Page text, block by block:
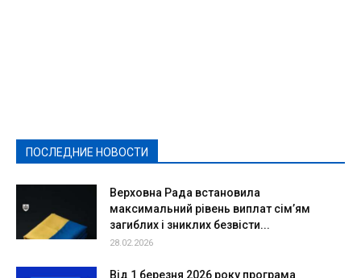
ПОСЛЕДНИЕ НОВОСТИ
Верховна Рада встановила
максимальний рівень виплат сім’ям
загиблих і зниклих безвісти...
28.02.2026
Від 1 березня 2026 року програма